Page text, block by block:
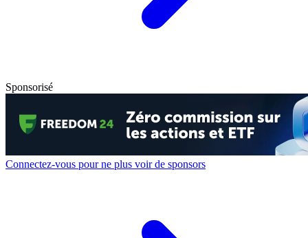
Sponsorisé
Connectez-vous pour ne plus voir de sponsors